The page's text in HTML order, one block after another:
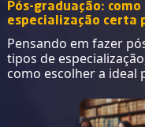
Pós-graduação: como
especialização certa
Pensando em fazer
tipos de
como escolher a ideal